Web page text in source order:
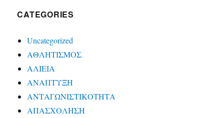
CATEGORIES
Uncategorized
ΑΘΛΗΤΙΣΜΟΣ
ΑΛΙΕΙΑ
ΑΝΑΠΤΥΞΗ
ΑΝΤΑΓΩΝΙΣΤΙΚΟΤΗΤΑ
ΑΠΑΣΧΟΛΗΣΗ